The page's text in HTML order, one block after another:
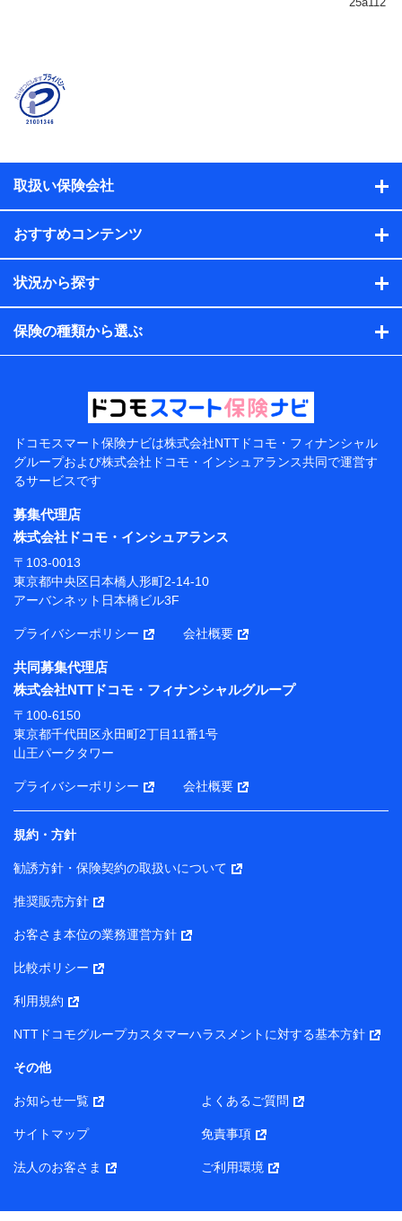
名、住所、生年月日、性別、保険契約者と被保険者の関
係、保険加入の目的、保険商品の内容、保険料、保険料
のお支払方法、車のメーカーや走行距離などの情報、建
ル内容や送信履歴の情報及び保険の更改案内等を提供し
保険契約情報
当社または株式会社NTTドコモ・フィナンシャルグルー
プが取得し、又は保有する保険契約に関する情報。例と
して、保険契約者及び被保険者の氏名、住所、生年月
日、性別、保険契約者と被保険者の関係、保険加入の目
的、保険商品の内容、保険料、保険料のお支払方法、車
のメーカーや走行距離などの情報、建物の構造や築年数
などの情報、ペットの種類や年齢などの情報などが含ま
提供当事者から受領当事者が個人データを取得する方法
電子的・電磁的方法等
【共同して利用する者の範囲】
当社
株式会社NTTドコモ・フィナンシャルグループ
【利用目的】
当社または株式会社NTTドコモ・フィナンシャルグルー
プが提供する保険関連サービスにおけるユーザー登録受
付および管理のため
当社または株式会社NTTドコモ・フィナンシャルグルー
携会社の保険その他に関する情報を提供するため、また
維持管理等の委託業務遂行のため、またそれらに付帯、
関連する当社または株式会社NTTドコモ・フィナンシャ
ルグループおよび提携会社のサービスを案内、提供する
ため
（各サービスで取得したサービス利用履歴、ウェブサイ
トの閲覧履歴、購買履歴、ご契約内容等のパーソナルデ
ータを分析して、お客さまの趣味・嗜好・傾向に応じた
サービス・商品等に関するご提案や広告の配信等を行う
ことがあります。）
各種セミナーの開催のため
コンサルティングサービスの実施のため
アンケートやキャンペーン等の実施のため
上記に係る案内・手続き・管理等付帯業務を行うため
所・代表者名】
り）
株式会社NTTドコモ・フィナンシャルグループ 代表取締役
社長 廣井 孝史
東京都中央区日本橋人形町2-14-10 アーバンネット日本橋
株式会社ドコモ・インシュアランス 代表取締役社長 吉
村 忠義
また当社は、オンライン面談による保険のご相談にあたっ
取扱い保険会社
おすすめコンテンツ
状況から探す
保険の種類から選ぶ
ドコモスマート保険ナビは株式会社NTTドコモ・フィナンシャル
グループおよび株式会社ドコモ・インシュアランス共同で運営す
るサービスです
募集代理店
株式会社ドコモ・インシュアランス
〒103-0013
東京都中央区日本橋人形町2-14-10
アーバンネット日本橋ビル3F
プライバシーポリシー 会社概要
共同募集代理店
株式会社NTTドコモ・フィナンシャルグループ
〒100-6150
東京都千代田区永田町2丁目11番1号
山王パークタワー
プライバシーポリシー 会社概要
規約・方針
勧誘方針・保険契約の取扱いについて
推奨販売方針
お客さま本位の業務運営方針
比較ポリシー
利用規約
NTTドコモグループカスタマーハラスメントに対する基本方針
その他
お知らせ一覧 よくあるご質問
サイトマップ 免責事項
法人のお客さま ご利用環境